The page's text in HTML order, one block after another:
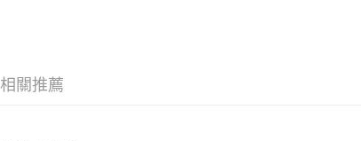
相關推薦